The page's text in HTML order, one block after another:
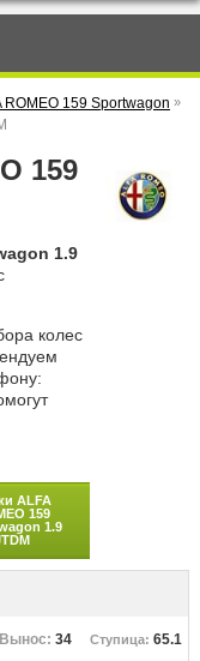
ROMEO 159 Sportwagon »
1.9
колес
ALFA
159
1.9
34 65.1